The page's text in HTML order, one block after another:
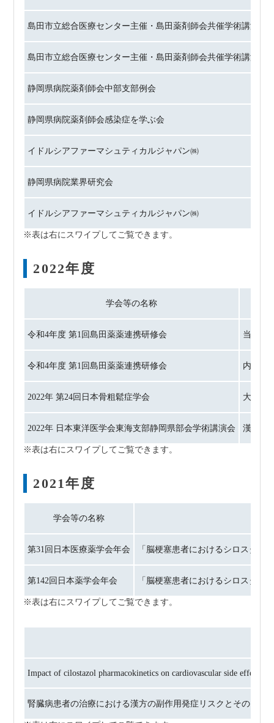
島田市立総合医療センター主催・島田薬剤師会共催学術講演会
島田市立総合医療センター主催・島田薬剤師会共催学術講演会
静岡県病院薬剤師会中部支部例会
静岡県病院薬剤師会感染症を学ぶ会
イドルシアファーマシュティカルジャパン㈱
静岡県病院業界研究会
イドルシアファーマシュティカルジャパン㈱
2022年度
学会等の名称
令和4年度 第1回島田薬薬連携研修会 当院に
令和4年度 第1回島田薬薬連携研修会 内服併
2022年 第24回日本骨粗鬆症学会 大腿部
2022年 日本東洋医学会東海支部静岡県部会学術講演会 漢方治
2021年度
学会等の名称
第31回日本医療薬学会年会 「脳梗塞患者におけるシロスタゾ
第142回日本薬学会年会 「脳梗塞患者におけるシロスタゾ
Impact of cilostazol pharmacokinetics on cardiovascular side
腎臓病患者の治療における漢方の副作用発症リスクとその回避.